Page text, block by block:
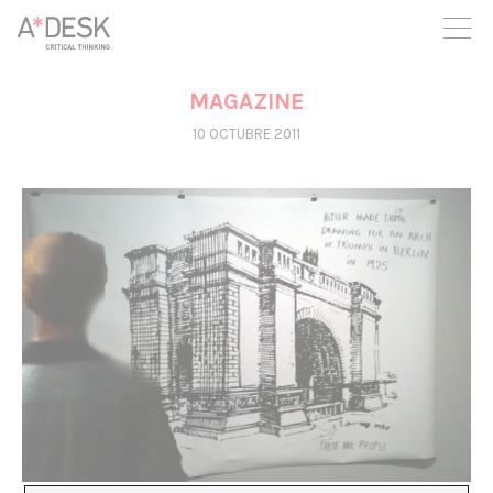
crees también en A*DESK seguimos necesitándote para poder
seguir adelante. Ahora puedes participar del proyecto y
apoyarlo.
MAGAZINE
10 OCTUBRE 2011